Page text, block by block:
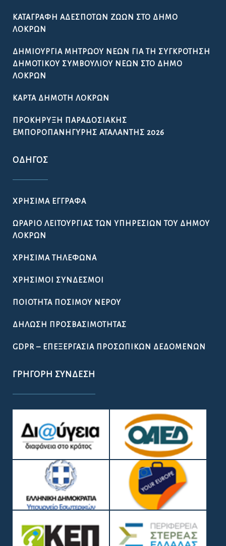
ΚΑΤΑΓΡΑΦΉ ΑΔΈΣΠΟΤΩΝ ΖΏΩΝ ΣΤΟ ΔΉΜΟ
ΛΟΚΡΏΝ
ΔΗΜΙΟΥΡΓΊΑ ΜΗΤΡΏΟΥ ΝΈΩΝ ΓΙΑ ΤΗ ΣΥΓΚΡΌΤΗΣΗ
ΔΗΜΟΤΙΚΟΎ ΣΥΜΒΟΥΛΊΟΥ ΝΈΩΝ ΣΤΟ ΔΉΜΟ
ΛΟΚΡΏΝ
ΚΆΡΤΑ ΔΗΜΌΤΗ ΛΟΚΡΏΝ
ΠΡΟΚΉΡΥΞΗ ΠΑΡΑΔΟΣΙΑΚΉΣ
ΕΜΠΟΡΟΠΑΝΉΓΥΡΗΣ ΑΤΑΛΆΝΤΗΣ 2026
ΟΔΗΓΌΣ
ΧΡΉΣΙΜΑ ΈΓΓΡΑΦΑ
ΩΡΆΡΙΟ ΛΕΙΤΟΥΡΓΊΑΣ ΤΩΝ ΥΠΗΡΕΣΙΏΝ ΤΟΥ ΔΉΜΟΥ
ΛΟΚΡΏΝ
ΧΡΉΣΙΜΑ ΤΗΛΈΦΩΝΑ
ΧΡΉΣΙΜΟΙ ΣΎΝΔΕΣΜΟΙ
ΠΟΙΌΤΗΤΑ ΠΌΣΙΜΟΥ ΝΕΡΟΎ
ΔΉΛΩΣΗ ΠΡΟΣΒΑΣΙΜΌΤΗΤΑΣ
GDPR – ΕΠΕΞΕΡΓΑΣΙΑ ΠΡΟΣΩΠΙΚΩΝ ΔΕΔΟΜΕΝΩΝ
ΓΡΉΓΟΡΗ ΣΎΝΔΕΣΗ